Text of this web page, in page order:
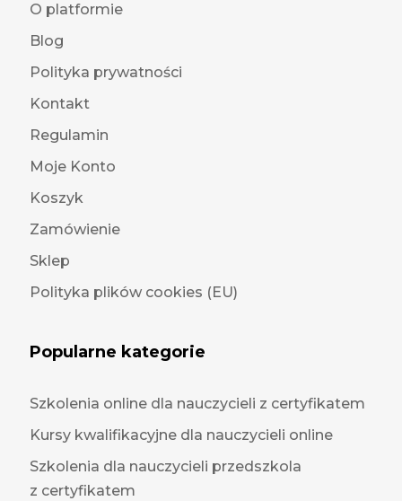
O platformie
Blog
Polityka prywatności
Kontakt
Regulamin
Moje Konto
Koszyk
Zamówienie
Sklep
Polityka plików cookies (EU)
Popularne kategorie
Szkolenia online dla nauczycieli z certyfikatem
Kursy kwalifikacyjne dla nauczycieli online
Szkolenia dla nauczycieli przedszkola
z certyfikatem